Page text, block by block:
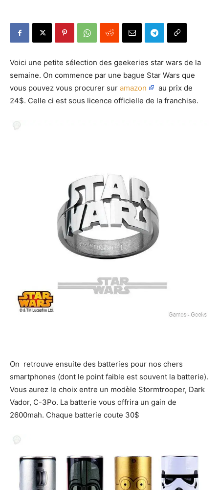
Voici une petite sélection des geekeries star wars de la
semaine. On commence par une bague Star Wars que
vous pouvez vous procurer sur amazon
au prix de
24$. Celle ci est sous licence officielle de la franchise.
On retrouve ensuite des batteries pour nos chers
smartphones (dont le point faible est souvent la batterie).
Vous aurez le choix entre un modèle Stormtrooper, Dark
Vador, C-3Po. La batterie vous offrira un gain de
2600mah. Chaque batterie coute 30$